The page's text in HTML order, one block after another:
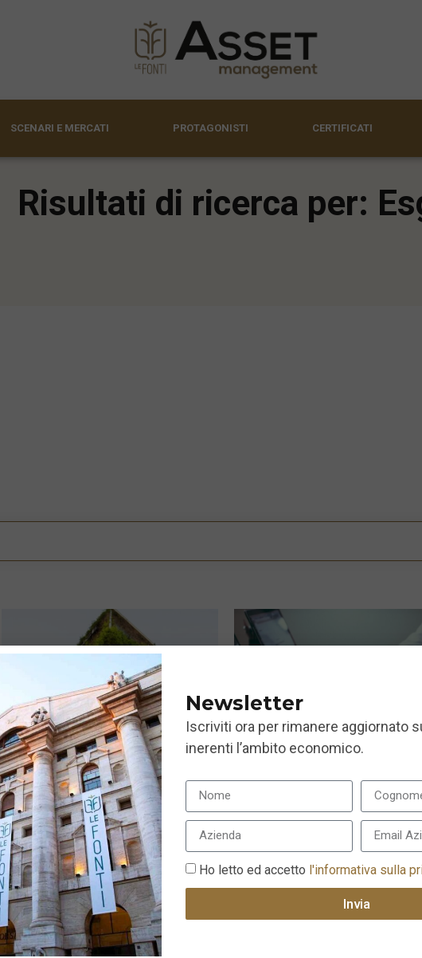
SCENARI E MERCATI PROTAGONISTI CERTIFICATI
Risultati di ricerca per:
Le 6 principali certificazioni ESG
disponibili per le aziende
28 Luglio 2024
Monitorare le performance
delle aziende: strategie e
efficaci
21 Luglio 2024
Newsletter
Iscriviti ora per rimanere aggiornato
inerenti l’ambito economico.
Ho letto ed accetto l'informativa sulla
Invia